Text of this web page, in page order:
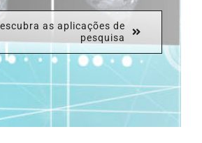
as aplicações de
pesquisa